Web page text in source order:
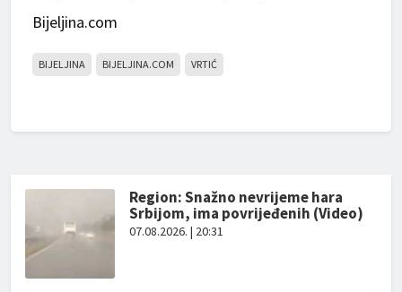
Bijeljina.com
BIJELJINA BIJELJINA.COM VRTIĆ
Region: Snažno nevrijeme hara
Srbijom, ima povrijeđenih (Video)
07.08.2026. | 20:31